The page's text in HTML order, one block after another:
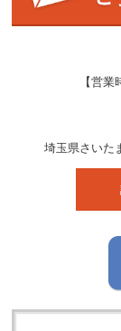
【営
埼玉県さいた